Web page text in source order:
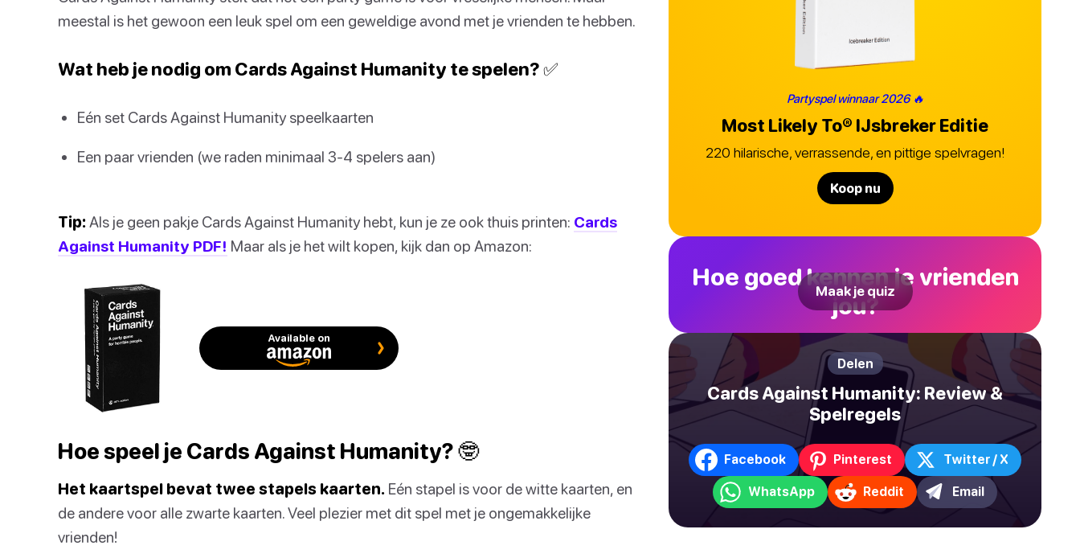
meestal is het gewoon een leuk spel om een geweldige avond met je vrienden te hebben.
Wat heb je nodig om Cards Against Humanity te spelen? ✅
Eén set Cards Against Humanity speelkaarten
Een paar vrienden (we raden minimaal 3-4 spelers aan)
Tip: Als je geen pakje Cards Against Humanity hebt, kun je ze ook thuis printen: Cards
Against Humanity PDF! Maar als je het wilt kopen, kijk dan op Amazon:
Available on
Hoe speel je Cards Against Humanity? 🤓
Het kaartspel bevat twee stapels kaarten. Eén stapel is voor de witte kaarten, en
de andere voor alle zwarte kaarten. Veel plezier met dit spel met je ongemakkelijke
vrienden!
Partyspel winnaar 2026 🔥
Most Likely To® IJsbreker Editie
220 hilarische, verrassende, en pittige spelvragen!
Koop nu
Hoe goed kennen je vrienden
jou?
Maak je quiz
Delen
Cards Against Humanity: Review &
Spelregels
Facebook Pinterest Twitter / X
WhatsApp Reddit Email